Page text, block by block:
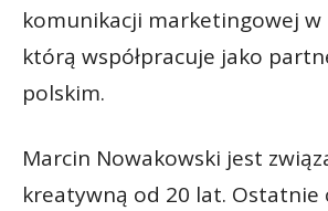
komunikacji marketingowej w
którą współpracuje jako
polskim.
Marcin Nowakowski jest
kreatywną od 20 lat. Ostatnie